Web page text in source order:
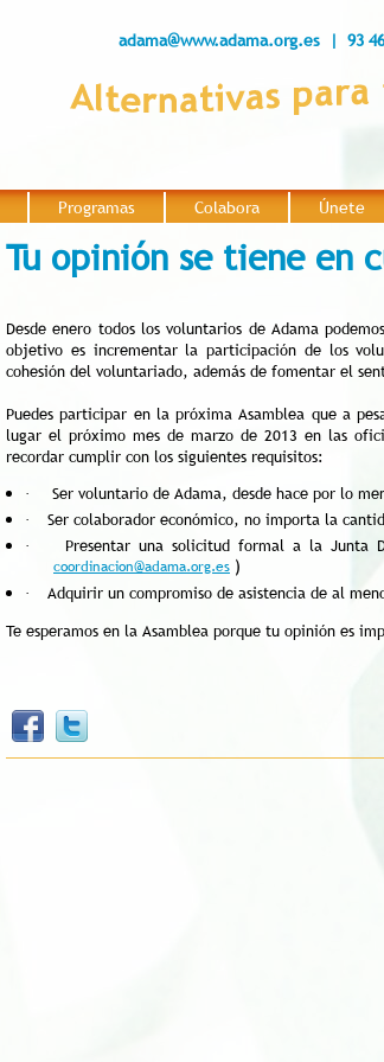
adama@www.adama.org.es | 93
Programas Colabora Únete
Tu opinión se tiene en
Desde enero todos los voluntarios de Adama
objetivo es incrementar la participación de los
cohesión del voluntariado, además de fomentar el
Puedes participar en la próxima Asamblea que a
lugar el próximo mes de marzo de 2013 en las
recordar cumplir con los siguientes requisitos:
· Ser voluntario de Adama, desde hace por lo
· Ser colaborador económico, no importa la
·
Presentar una solicitud formal a la Junta
coordinacion@adama.org.es )
·
Adquirir un compromiso de asistencia de al
Te esperamos en la Asamblea porque tu opinión es